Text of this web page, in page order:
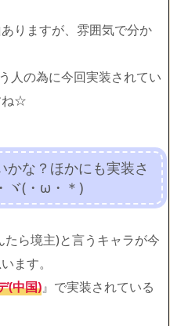
りますが、雰囲気で分か
人の為に今回実装されてい
ね☆
かな？ほかにも実装さ
ヾ(・ω・＊)
たら境主)と言うキャラが今
ます。
(中国)』で実装されている